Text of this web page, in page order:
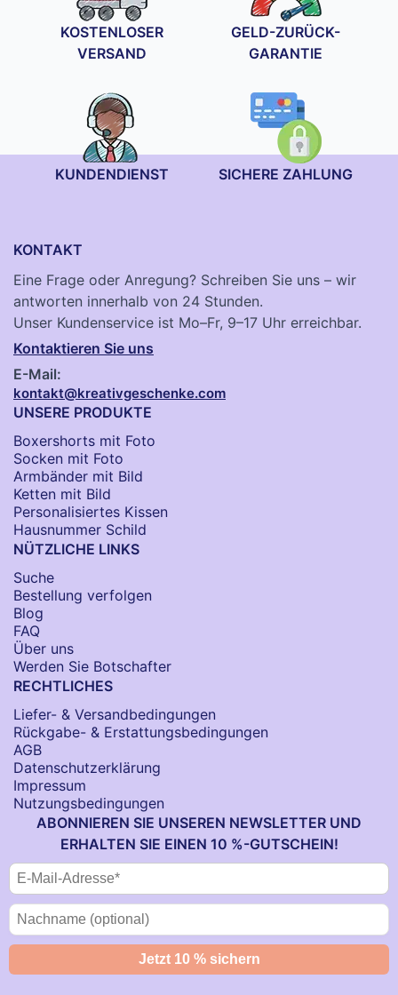
KOSTENLOSER
VERSAND
GELD-ZURÜCK-
GARANTIE
KUNDENDIENST SICHERE ZAHLUNG
KONTAKT
Eine Frage oder Anregung? Schreiben Sie uns – wir
antworten innerhalb von 24 Stunden.
Unser Kundenservice ist Mo–Fr, 9–17 Uhr erreichbar.
Kontaktieren Sie uns
E-Mail:
kontakt@kreativgeschenke.com
UNSERE PRODUKTE
Boxershorts mit Foto
Socken​ mit Foto
Armbänder mit Bild​
Ketten mit Bild
Personalisiertes Kissen
Hausnummer Schild
NÜTZLICHE LINKS
Suche
Bestellung verfolgen
Blog
FAQ
Über uns
Werden Sie Botschafter
RECHTLICHES
Liefer- & Versandbedingungen
Rückgabe- & Erstattungsbedingungen
AGB
Datenschutzerklärung
Impressum
Nutzungsbedingungen
ABONNIEREN SIE UNSEREN NEWSLETTER UND
ERHALTEN SIE EINEN 10 %-GUTSCHEIN!